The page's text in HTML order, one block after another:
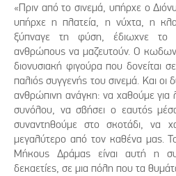
«Πριν από το σινεμά, υπήρχε ο
υπήρχε η πλατεία, η νύχτα, η
ξύπναγε τη φύση, έδιωχνε το
ανθρώπους να μαζευτούν. Ο
διονυσιακή φιγούρα που δονείται
παλιός συγγενής του σινεμά. Και οι
ανθρώπινη ανάγκη: να χαθούμε για
συνόλου, να σβήσει ο εαυτός
συναντηθούμε στο σκοτάδι, να
μεγαλύτερο από τον καθένα μας.
Μήκους Δράμας είναι αυτή η
δεκαετίες, σε μια πόλη που τα